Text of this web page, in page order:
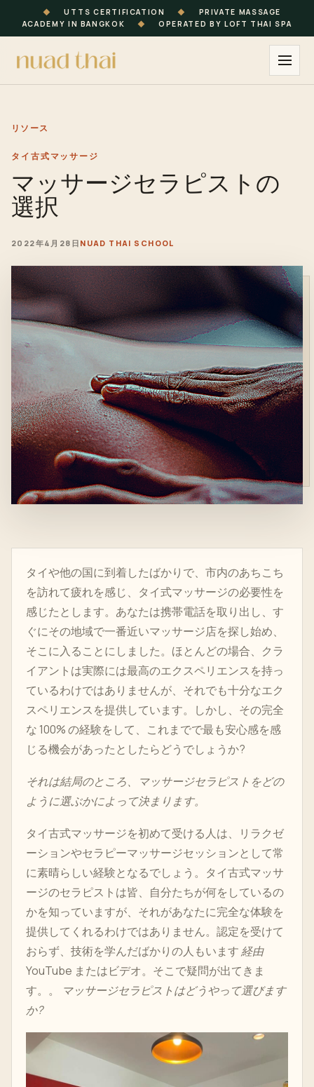
◆ UTTS CERTIFICATION ◆
PRIVATE MASSAGE
ACADEMY IN BANGKOK
◆ OPERATED BY LOFT THAI SPA
リソース
タイ古式マッサージ
マッサージセラピストの
選択
2022年4月28日 NUAD THAI SCHOOL
タイや他の国に到着したばかりで、市内のあちこち
を訪れて疲れを感じ、タイ式マッサージの必要性を
感じたとします。あなたは携帯電話を取り出し、す
ぐにその地域で一番近いマッサージ店を探し始め、
そこに入ることにしました。ほとんどの場合、クラ
イアントは実際には最高のエクスペリエンスを持っ
ているわけではありませんが、それでも十分なエク
スペリエンスを提供しています。しかし、その完全
な 100% の経験をして、これまでで最も安心感を感
じる機会があったとしたらどうでしょうか?
それは結局のところ、マッサージセラピストをどの
ように選ぶかによって決まります。
タイ古式マッサージを初めて受ける人は、リラクゼ
ーションやセラピーマッサージセッションとして常
に素晴らしい経験となるでしょう。タイ古式マッサ
ージのセラピストは皆、自分たちが何をしているの
かを知っていますが、それがあなたに完全な体験を
提供してくれるわけではありません。認定を受けて
おらず、技術を学んだばかりの人もいます経由
YouTube またはビデオ。そこで疑問が出てきま
す。。
マッサージセラピストはどうやって選びます
か?